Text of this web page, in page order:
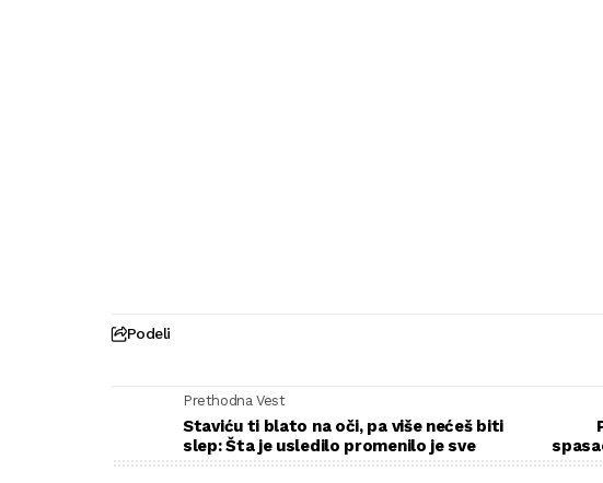
Podeli
Prethodna Vest
Staviću ti blato na oči, pa više nećeš biti
slep: Šta je usledilo promenilo je sve